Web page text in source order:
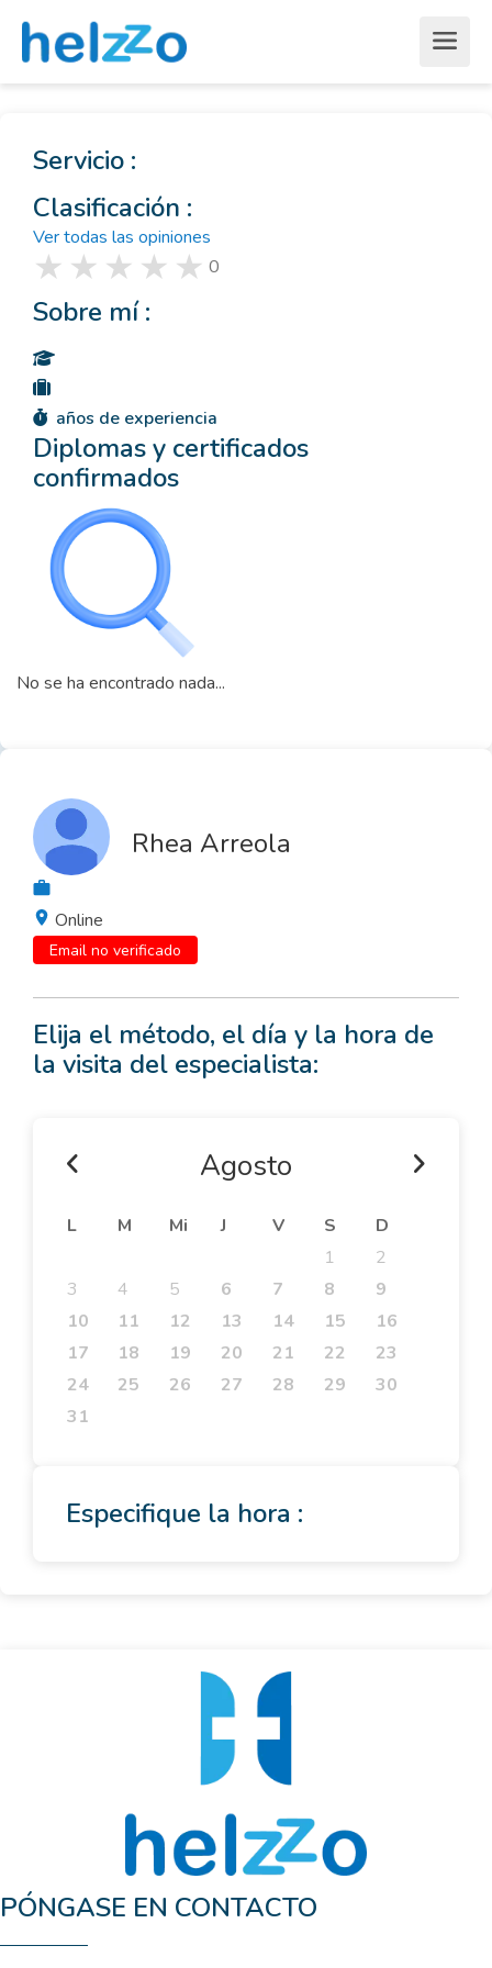
Servicio :
Clasificación :
Ver todas las opiniones
0
Sobre mí :
años de experiencia
Diplomas y certificados
confirmados
No se ha encontrado nada...
Rhea Arreola
Online
Email no verificado
Elija el método, el día y la hora de
la visita del especialista:
Agosto
L M Mi J V S
D
1
2
3
4 5 6 7 8
9
10
11 12 13 14 15
16
17
18 19 20 21 22
23
24
25 26 27 28 29
30
31
Especifique la hora :
PÓNGASE EN CONTACTO